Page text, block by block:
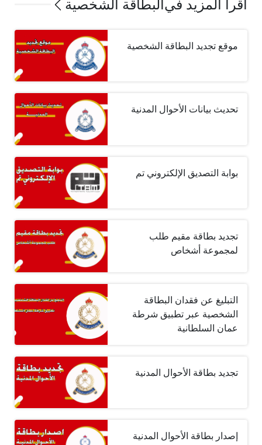
اقرأ المزيد في البطاقة الشخصية
موقع تجديد البطاقة الشخصية
تحديث بيانات الأحوال المدنية
بوابة التصديق الإلكتروني تم
تجديد بطاقة مقيم طلب
لمجموعة أشخاص
التبليغ عن فقدان البطاقة
الشخصية عبر تطبيق شرطة
عمان السلطانية
تجديد بطاقة الأحوال المدنية
إصدار بطاقة الأحوال المدنية